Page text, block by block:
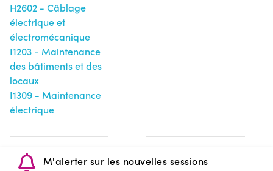
H2602 - Câblage
électrique et
électromécanique
I1203 - Maintenance
des bâtiments et des
locaux
I1309 - Maintenance
électrique
M'alerter sur les nouvelles sessions